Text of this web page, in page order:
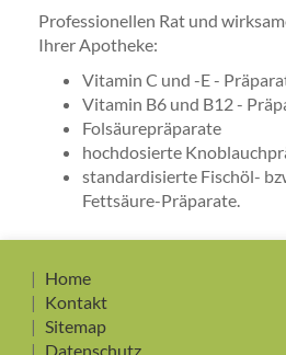
Professionellen Rat und
Ihrer Apotheke:
Vitamin C und -E -
Vitamin B6 und B12 -
Folsäurepräparate
hochdosierte
standardisierte Fischöl-
Fettsäure-Präparate.
Home
Kontakt
Sitemap
Datenschutz